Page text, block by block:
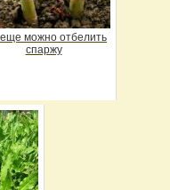
еще можно отбелить
спаржу